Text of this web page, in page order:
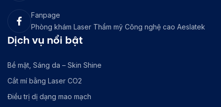
Fanpage
Phòng khám Laser Thẩm mỹ Công nghệ cao Aeslatek
Dịch vụ nổi bật
Bề mặt, Sáng da – Skin Shine
Cắt mí bằng Laser CO2
Điều trị dị dạng mao mạch